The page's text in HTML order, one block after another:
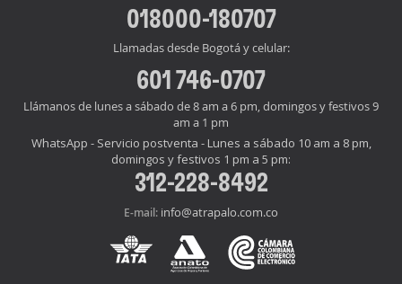
018000-180707
Llamadas desde Bogotá y celular:
601 746-0707
Llámanos de lunes a sábado de 8 am a 6 pm, domingos y festivos 9
am a 1 pm
WhatsApp - Servicio postventa - Lunes a sábado 10 am a 8 pm,
domingos y festivos 1 pm a 5 pm:
312-228-8492
E-mail: info@atrapalo.com.co